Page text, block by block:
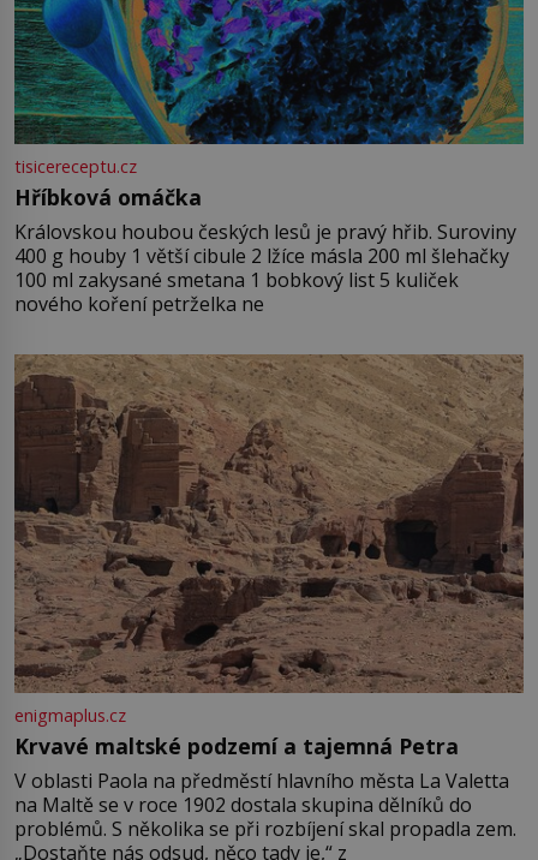
tisicereceptu.cz
Hříbková omáčka
Královskou houbou českých lesů je pravý hřib. Suroviny
400 g houby 1 větší cibule 2 lžíce másla 200 ml šlehačky
100 ml zakysané smetana 1 bobkový list 5 kuliček
nového koření petrželka ne
enigmaplus.cz
Krvavé maltské podzemí a tajemná Petra
V oblasti Paola na předměstí hlavního města La Valetta
na Maltě se v roce 1902 dostala skupina dělníků do
problémů. S několika se při rozbíjení skal propadla zem.
„Dostaňte nás odsud, něco tady je,“ z